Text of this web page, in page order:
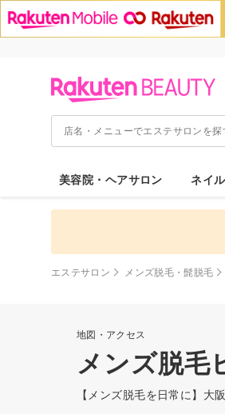
美容院・ヘアサロン ネイ
エステサロン メンズ脱毛・髭脱毛
地図・アクセス
メンズ脱毛
【メンズ脱毛を日常に】大